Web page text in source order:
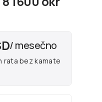
/ mesečno
rata bez kamate